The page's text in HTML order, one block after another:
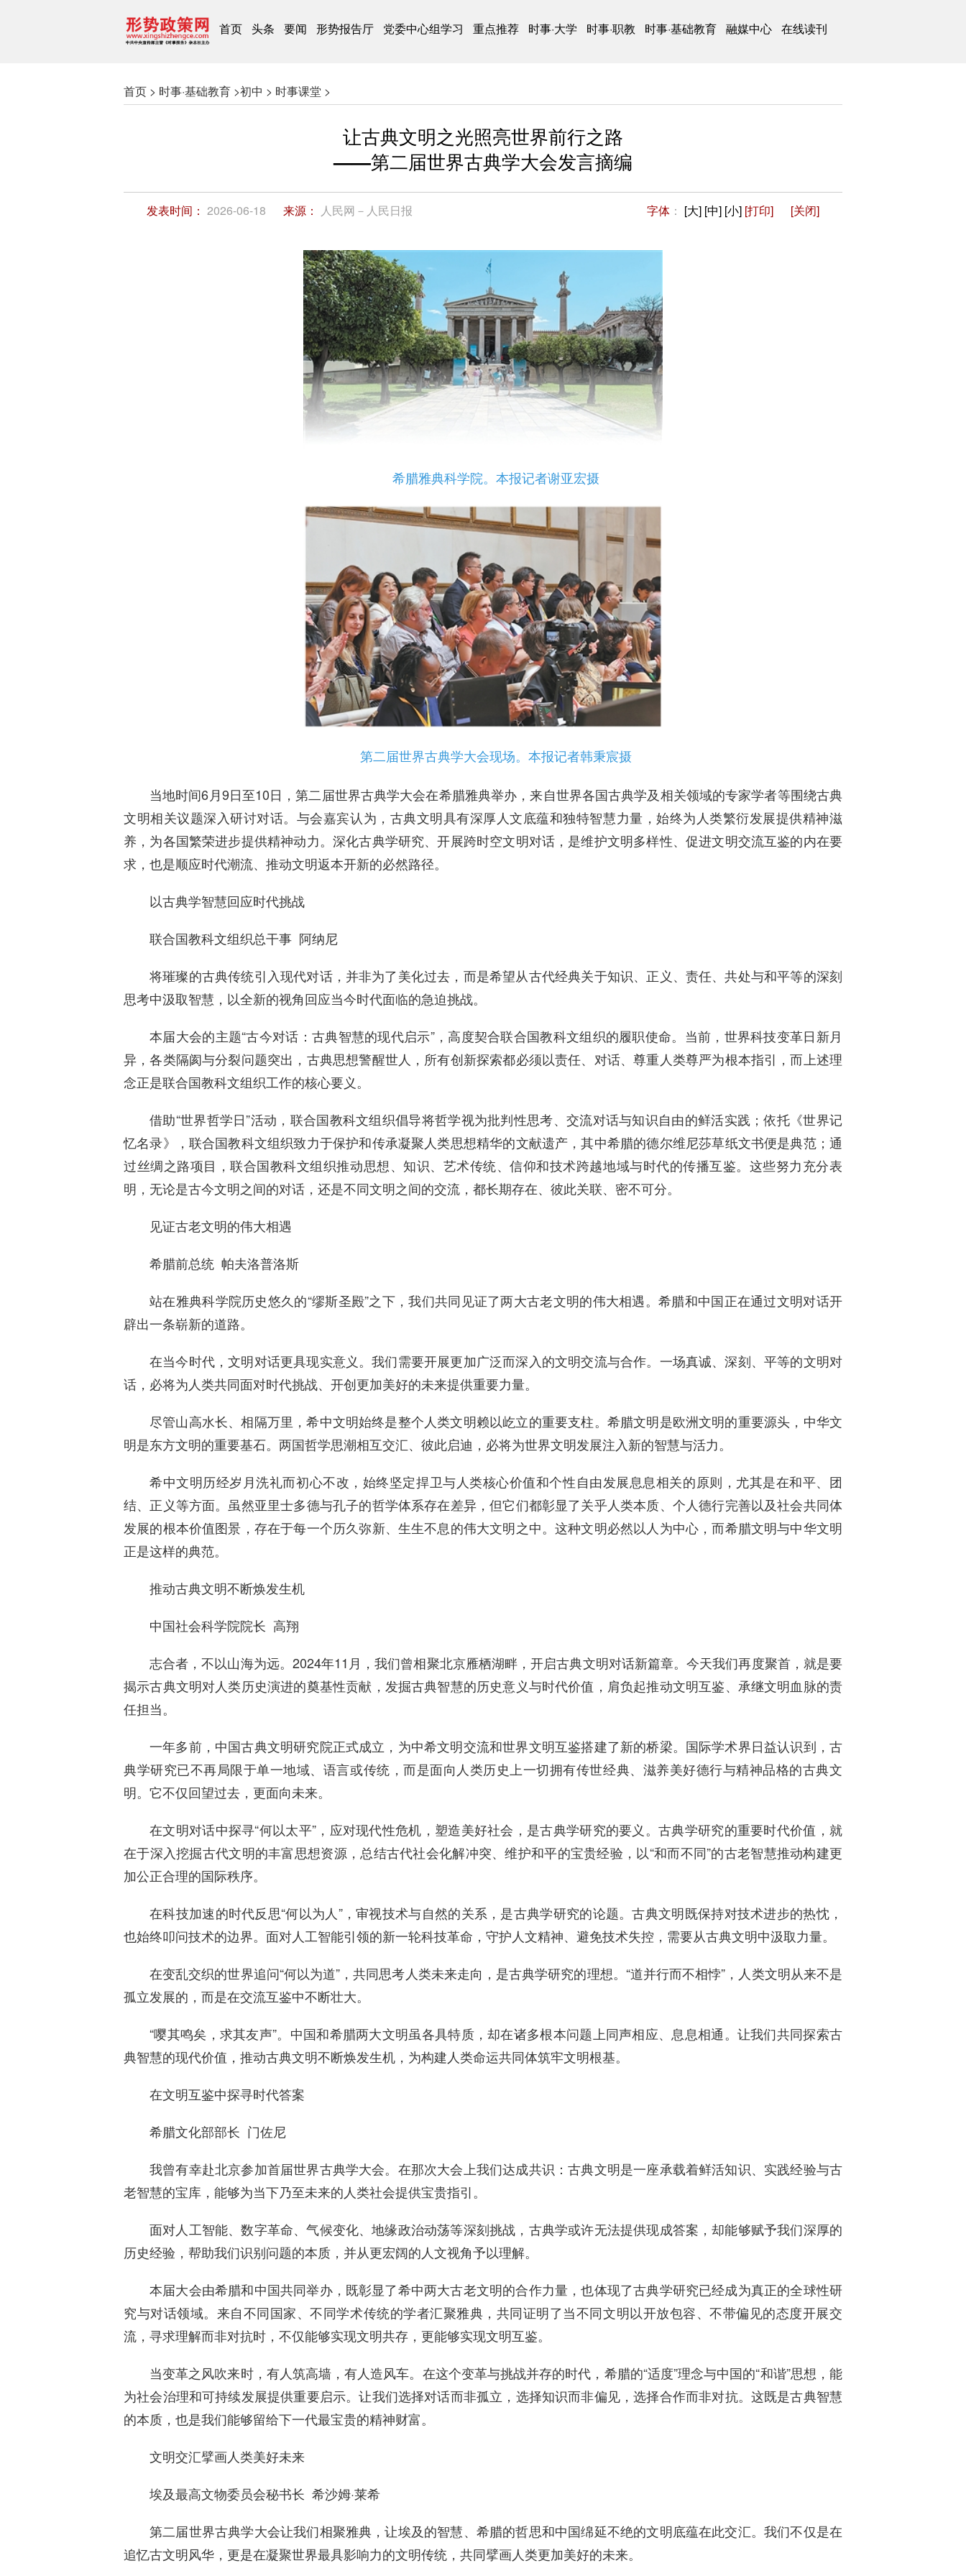
首页 头条 要闻 形势报告厅 党委中心组学习 重点推荐 时事·大学 时事·职教 时事·基础教育 融媒中心 在线读刊
首页 > 时事·基础教育 >初中 > 时事课堂 >
让古典文明之光照亮世界前行之路
——第二届世界古典学大会发言摘编
发表时间： 2026-06-18 来源： 人民网－人民日报 字体 ： [大] [中] [小] [打印] [关闭]
希腊雅典科学院。本报记者谢亚宏摄
第二届世界古典学大会现场。本报记者韩秉宸摄
当地时间6月9日至10日，第二届世界古典学大会在希腊雅典举办，来自世界各国古典学及相关领域的专家学者等围绕古典
文明相关议题深入研讨对话。与会嘉宾认为，古典文明具有深厚人文底蕴和独特智慧力量，始终为人类繁衍发展提供精神滋
养，为各国繁荣进步提供精神动力。深化古典学研究、开展跨时空文明对话，是维护文明多样性、促进文明交流互鉴的内在要
求，也是顺应时代潮流、推动文明返本开新的必然路径。
以古典学智慧回应时代挑战
联合国教科文组织总干事 阿纳尼
将璀璨的古典传统引入现代对话，并非为了美化过去，而是希望从古代经典关于知识、正义、责任、共处与和平等的深刻
思考中汲取智慧，以全新的视角回应当今时代面临的急迫挑战。
本届大会的主题“古今对话：古典智慧的现代启示”，高度契合联合国教科文组织的履职使命。当前，世界科技变革日新月
异，各类隔阂与分裂问题突出，古典思想警醒世人，所有创新探索都必须以责任、对话、尊重人类尊严为根本指引，而上述理
念正是联合国教科文组织工作的核心要义。
借助“世界哲学日”活动，联合国教科文组织倡导将哲学视为批判性思考、交流对话与知识自由的鲜活实践；依托《世界记
忆名录》，联合国教科文组织致力于保护和传承凝聚人类思想精华的文献遗产，其中希腊的德尔维尼莎草纸文书便是典范；通
过丝绸之路项目，联合国教科文组织推动思想、知识、艺术传统、信仰和技术跨越地域与时代的传播互鉴。这些努力充分表
明，无论是古今文明之间的对话，还是不同文明之间的交流，都长期存在、彼此关联、密不可分。
见证古老文明的伟大相遇
希腊前总统 帕夫洛普洛斯
站在雅典科学院历史悠久的“缪斯圣殿”之下，我们共同见证了两大古老文明的伟大相遇。希腊和中国正在通过文明对话开
辟出一条崭新的道路。
在当今时代，文明对话更具现实意义。我们需要开展更加广泛而深入的文明交流与合作。一场真诚、深刻、平等的文明对
话，必将为人类共同面对时代挑战、开创更加美好的未来提供重要力量。
尽管山高水长、相隔万里，希中文明始终是整个人类文明赖以屹立的重要支柱。希腊文明是欧洲文明的重要源头，中华文
明是东方文明的重要基石。两国哲学思潮相互交汇、彼此启迪，必将为世界文明发展注入新的智慧与活力。
希中文明历经岁月洗礼而初心不改，始终坚定捍卫与人类核心价值和个性自由发展息息相关的原则，尤其是在和平、团
结、正义等方面。虽然亚里士多德与孔子的哲学体系存在差异，但它们都彰显了关乎人类本质、个人德行完善以及社会共同体
发展的根本价值图景，存在于每一个历久弥新、生生不息的伟大文明之中。这种文明必然以人为中心，而希腊文明与中华文明
正是这样的典范。
推动古典文明不断焕发生机
中国社会科学院院长 高翔
志合者，不以山海为远。2024年11月，我们曾相聚北京雁栖湖畔，开启古典文明对话新篇章。今天我们再度聚首，就是要
揭示古典文明对人类历史演进的奠基性贡献，发掘古典智慧的历史意义与时代价值，肩负起推动文明互鉴、承继文明血脉的责
任担当。
一年多前，中国古典文明研究院正式成立，为中希文明交流和世界文明互鉴搭建了新的桥梁。国际学术界日益认识到，古
典学研究已不再局限于单一地域、语言或传统，而是面向人类历史上一切拥有传世经典、滋养美好德行与精神品格的古典文
明。它不仅回望过去，更面向未来。
在文明对话中探寻“何以太平”，应对现代性危机，塑造美好社会，是古典学研究的要义。古典学研究的重要时代价值，就
在于深入挖掘古代文明的丰富思想资源，总结古代社会化解冲突、维护和平的宝贵经验，以“和而不同”的古老智慧推动构建更
加公正合理的国际秩序。
在科技加速的时代反思“何以为人”，审视技术与自然的关系，是古典学研究的论题。古典文明既保持对技术进步的热忱，
也始终叩问技术的边界。面对人工智能引领的新一轮科技革命，守护人文精神、避免技术失控，需要从古典文明中汲取力量。
在变乱交织的世界追问“何以为道”，共同思考人类未来走向，是古典学研究的理想。“道并行而不相悖”，人类文明从来不是
孤立发展的，而是在交流互鉴中不断壮大。
“嘤其鸣矣，求其友声”。中国和希腊两大文明虽各具特质，却在诸多根本问题上同声相应、息息相通。让我们共同探索古
典智慧的现代价值，推动古典文明不断焕发生机，为构建人类命运共同体筑牢文明根基。
在文明互鉴中探寻时代答案
希腊文化部部长 门佐尼
我曾有幸赴北京参加首届世界古典学大会。在那次大会上我们达成共识：古典文明是一座承载着鲜活知识、实践经验与古
老智慧的宝库，能够为当下乃至未来的人类社会提供宝贵指引。
面对人工智能、数字革命、气候变化、地缘政治动荡等深刻挑战，古典学或许无法提供现成答案，却能够赋予我们深厚的
历史经验，帮助我们识别问题的本质，并从更宏阔的人文视角予以理解。
本届大会由希腊和中国共同举办，既彰显了希中两大古老文明的合作力量，也体现了古典学研究已经成为真正的全球性研
究与对话领域。来自不同国家、不同学术传统的学者汇聚雅典，共同证明了当不同文明以开放包容、不带偏见的态度开展交
流，寻求理解而非对抗时，不仅能够实现文明共存，更能够实现文明互鉴。
当变革之风吹来时，有人筑高墙，有人造风车。在这个变革与挑战并存的时代，希腊的“适度”理念与中国的“和谐”思想，能
为社会治理和可持续发展提供重要启示。让我们选择对话而非孤立，选择知识而非偏见，选择合作而非对抗。这既是古典智慧
的本质，也是我们能够留给下一代最宝贵的精神财富。
文明交汇擘画人类美好未来
埃及最高文物委员会秘书长 希沙姆·莱希
第二届世界古典学大会让我们相聚雅典，让埃及的智慧、希腊的哲思和中国绵延不绝的文明底蕴在此交汇。我们不仅是在
追忆古文明风华，更是在凝聚世界最具影响力的文明传统，共同擘画人类更加美好的未来。